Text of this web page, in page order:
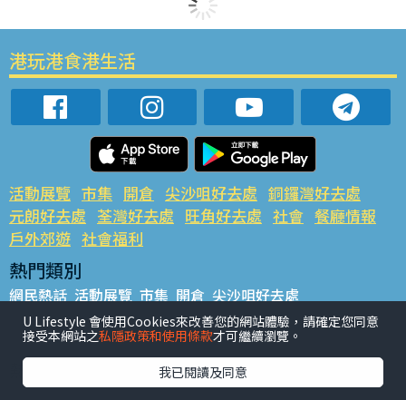
港玩港食港生活
活動展覽 市集 開倉 尖沙咀好去處 銅鑼灣好去處
元朗好去處 荃灣好去處 旺角好去處 社會 餐廳情報
戶外郊遊 社會福利
熱門類別
網民熱話 活動展覽 市集 開倉 尖沙咀好去處
銅鑼灣好去處 元朗好去處 荃灣好去處 旺角好去處 社會
餐廳情報 戶外郊遊
熱門標籤
U Lifestyle 會使用Cookies來改善您的網站體驗，請確定您同意
接受本網站之私隱政策和使用條款才可繼續瀏覽。
我已閱讀及同意